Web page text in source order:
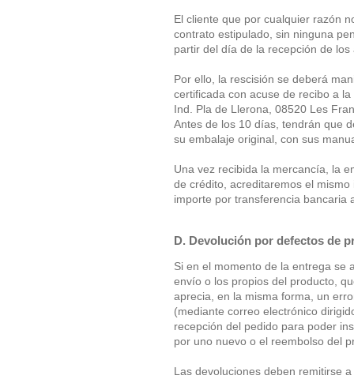
El cliente que por cualquier razón
contrato estipulado, sin ninguna
partir del día de la recepción de
Por ello, la rescisión se deberá
certificada con acuse de recibo a
Ind. Pla de Llerona, 08520 Les
Antes de los 10 días, tendrán que
su embalaje original, con sus
Una vez recibida la mercancía, la
de crédito, acreditaremos el
importe por transferencia bancaria
D. Devolución por defectos de
Si en el momento de la entrega se
envío o los propios del producto,
aprecia, en la misma forma, un
(mediante correo electrónico
recepción del pedido para poder
por uno nuevo o el reembolso del
Las devoluciones deben remitirse